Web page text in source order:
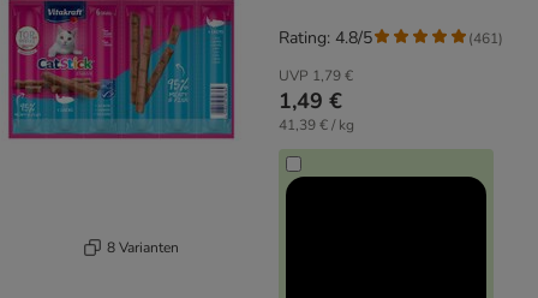
8 Varianten
UVP 1,79 €
1,49 €
41,39 € / kg
Rating: 4.8/5 (461)